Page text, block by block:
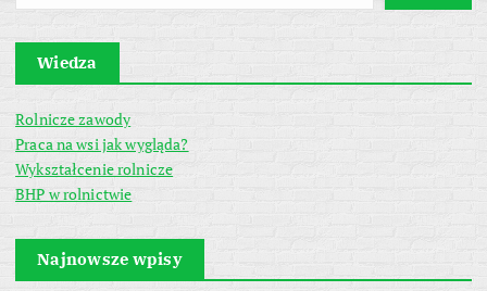
Wiedza
Rolnicze zawody
Praca na wsi jak wygląda?
Wykształcenie rolnicze
BHP w rolnictwie
Najnowsze wpisy